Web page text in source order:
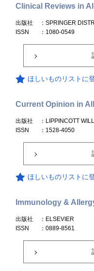
Clinical Reviews in
出版社
：SPRINGER
ISSN
：1080-0549
ほしいものリストに
Current Opinion in
出版社
：LIPPINCOTT
ISSN
：1528-4050
ほしいものリストに
Immunology &
出版社
：ELSEVIER
ISSN
：0889-8561